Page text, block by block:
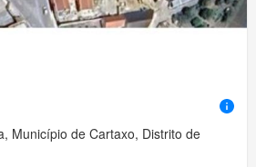
Município de Cartaxo, Distrito de